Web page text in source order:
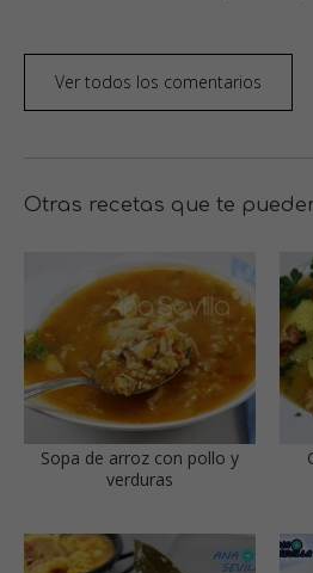
Ver todos los comentarios
Otras recetas que te
Sopa de arroz con pollo y
verduras